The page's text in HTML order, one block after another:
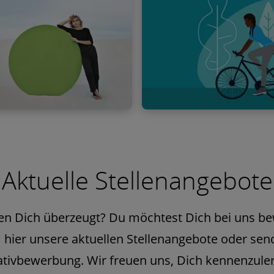
kennen. Wir freuen uns
Aktuelle Stellenangebote
Dich überzeugt? Du möchtest Dich bei uns
unsere aktuellen Stellenangebote oder
Wir freuen uns, Dich